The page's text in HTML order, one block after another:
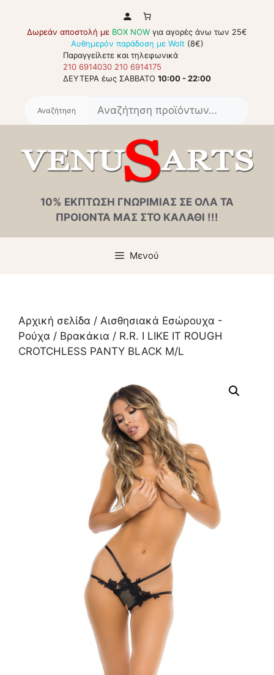
περιεχόμενο
Δωρεάν αποστολή με BOX NOW για αγορές άνω των 25€
Αυθημερόν παράδοση με Wolt (8€)
Παραγγείλετε και τηλεφωνικά
210 6914030 210 6914175
ΔΕΥΤΕΡΑ έως ΣΑΒΒΑΤΟ 10:00 - 22:00
10% ΕΚΠΤΩΣΗ ΓΝΩΡΙΜΙΑΣ ΣΕ ΟΛΑ ΤΑ
ΠΡΟΙΟΝΤΑ ΜΑΣ ΣΤΟ ΚΑΛΑΘΙ !!!
Μενού
Αρχική σελίδα / Αισθησιακά Εσώρουχα -
Ρούχα / Βρακάκια / R.R. I LIKE IT ROUGH
CROTCHLESS PANTY BLACK M/L